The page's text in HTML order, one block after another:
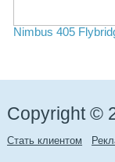
Nimbus 405
Copyright ©
Стать клиентом